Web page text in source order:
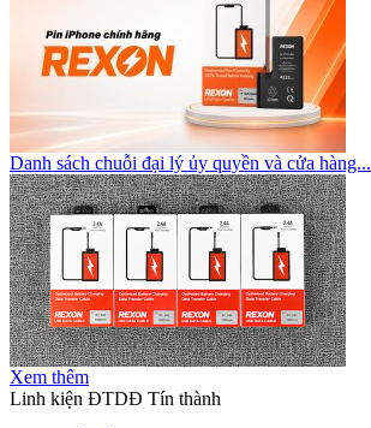
Danh sách chuỗi đại lý ủy quyền và cửa hàng...
Xem thêm
Linh kiện ĐTDĐ Tín thành